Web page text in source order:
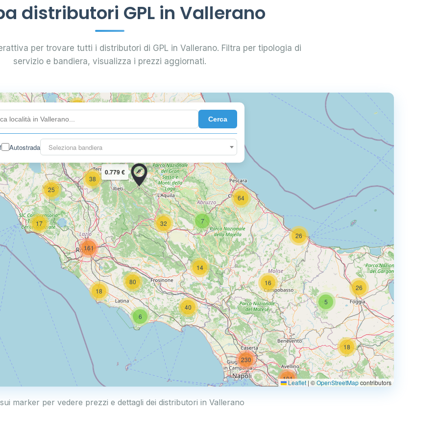
distributori GPL in Vallerano
per trovare tutti i distributori di GPL in Vallerano. Filtra per tipologia di
servizio e bandiera, visualizza i prezzi aggiornati.
Cerca
Autostrada Seleziona bandiera
6
18
24
20
5
14
26
16
161
80
7
32
64
40
101
230
18
26
58
89
25
17
38
10
5
56
0.779 €
0.799 €
0.769 €
Leaflet | ©OpenStreetMapcontributors
marker per vedere prezzi e dettagli dei distributori in Vallerano